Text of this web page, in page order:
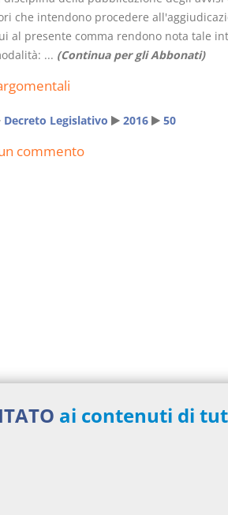
che intendono procedere
al presente comma rendono nota tale
... (Continua per gli Abbonati)
Decreto Legislativo 2016 50
commento
ai contenuti di